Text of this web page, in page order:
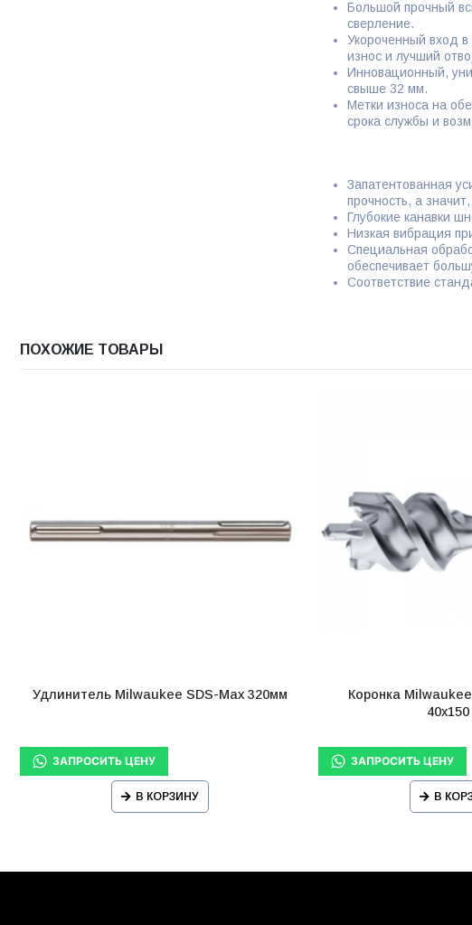
Большой прочный
сверление.
Укороченный вход
износ и лучший
Инновационный,
свыше 32 мм.
Метки износа на
срока службы и
Запатентованная
прочность, а
Глубокие канавки
Низкая вибрация
Специальная
обеспечивает
Соответствие
ПОХОЖИЕ ТОВАРЫ
Удлинитель Milwaukee SDS-Max 320мм
В КОРЗИНУ
Коронка
В